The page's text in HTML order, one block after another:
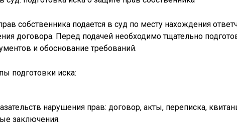
собственника подается в суд по месту нахождения
договора. Перед подачей необходимо тщательно
и обоснование требований.
подготовки иска:
нарушения прав: договор, акты, переписка,
заключения.